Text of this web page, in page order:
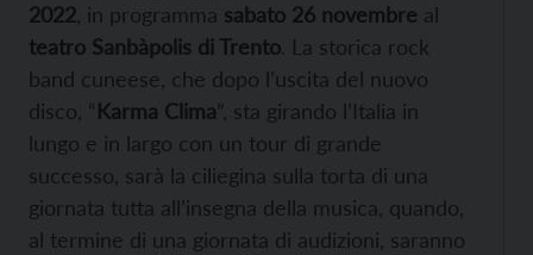
2022 , in programma sabato 26 novembre al
teatro Sanbàpolis di Trento. La storica rock
band cuneese, che dopo l’uscita del nuovo
disco, “Karma Clima”, sta girando l’Italia in
lungo e in largo con un tour di grande
successo, sarà la ciliegina sulla torta di una
giornata tutta all’insegna della musica, quando,
al termine di una giornata di audizioni, saranno